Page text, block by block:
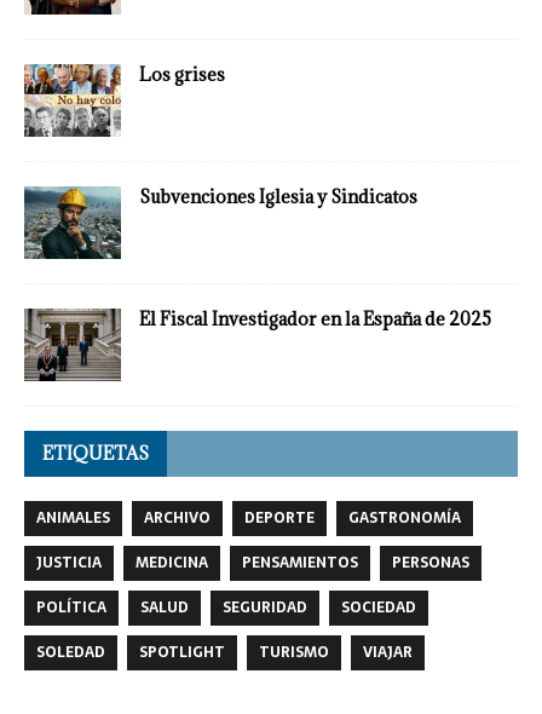
Los grises
Subvenciones Iglesia y Sindicatos
El Fiscal Investigador en la España de 2025
ETIQUETAS
ANIMALES ARCHIVO DEPORTE
GASTRONOMÍA
JUSTICIA
MEDICINA PENSAMIENTOS
PERSONAS
POLÍTICA
SALUD SEGURIDAD
SOCIEDAD
SOLEDAD
SPOTLIGHT TURISMO VIAJAR